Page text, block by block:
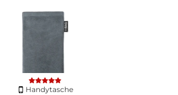
Handytasche